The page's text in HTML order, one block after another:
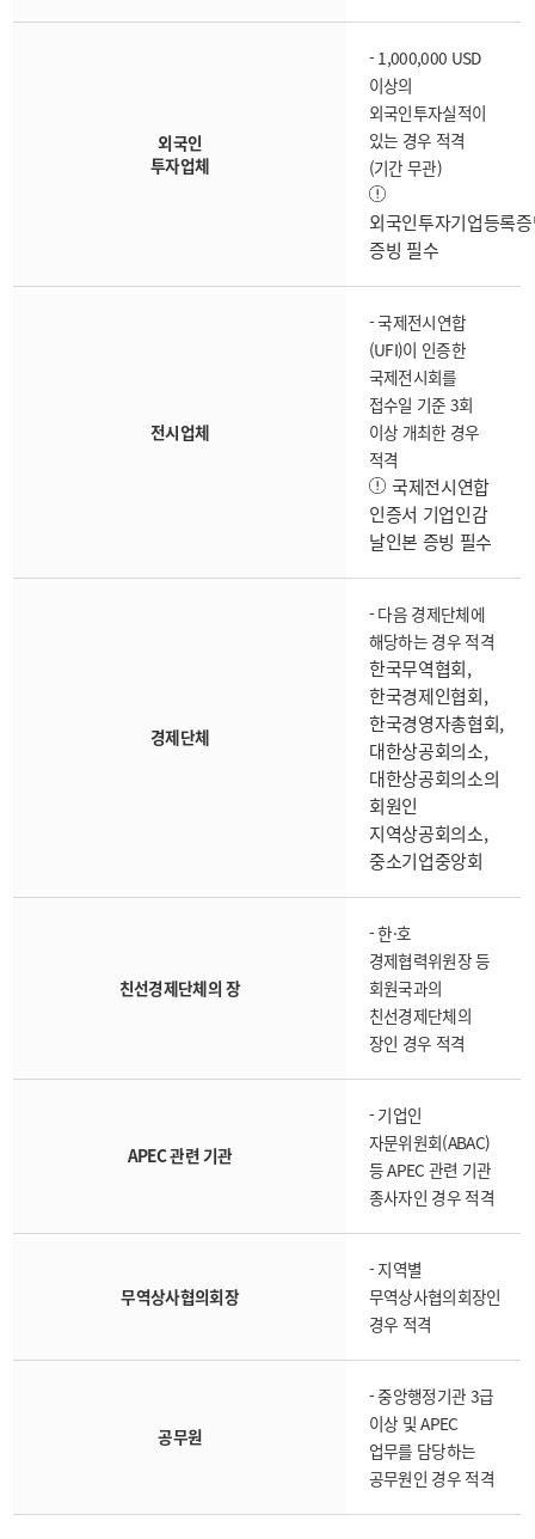
외국인
투자업체
- 1,000,000 USD
이상의
외국인투자실적이
있는 경우 적격
(기간 무관)
외국인투자기업등록
증빙 필수
전시업체
- 국제전시연합
(UFI)이 인증한
국제전시회를
접수일 기준 3회
이상 개최한 경우
적격
국제전시연합
인증서 기업인감
날인본 증빙 필수
경제단체
- 다음 경제단체에
해당하는 경우 적격
한국무역협회,
한국경제인협회,
한국경영자총협회,
대한상공회의소,
대한상공회의소의
회원인
지역상공회의소,
중소기업중앙회
친선경제단체의 장
- 한·호
경제협력위원장 등
회원국과의
친선경제단체의
장인 경우 적격
APEC 관련 기관
- 기업인
자문위원회(ABAC)
등 APEC 관련 기관
종사자인 경우 적격
무역상사협의회장
- 지역별
무역상사협의회장인
경우 적격
공무원
- 중앙행정기관 3급
이상 및 APEC
업무를 담당하는
공무원인 경우 적격